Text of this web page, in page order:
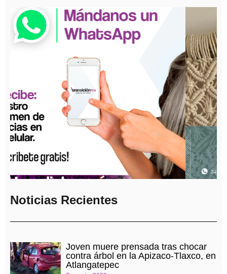
Noticias Recientes
Joven muere prensada tras chocar
contra árbol en la Apizaco-Tlaxco, en
Atlangatepec